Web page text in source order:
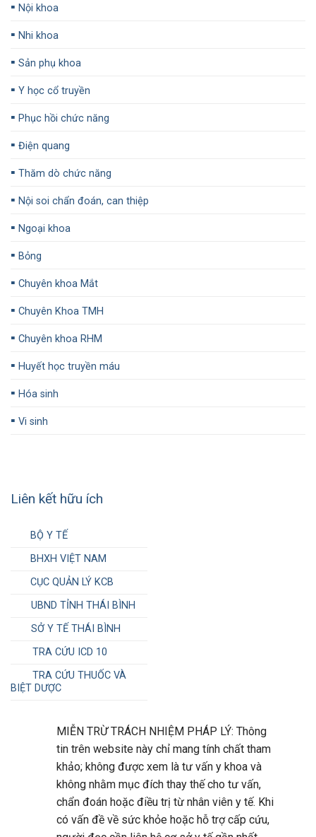
▪️ Nội khoa
▪️ Nhi khoa
▪️ Sản phụ khoa
▪️ Y học cổ truyền
▪️ Phục hồi chức năng
▪️ Điện quang
▪️ Thăm dò chức năng
▪️ Nội soi chẩn đoán, can thiệp
▪️ Ngoại khoa
▪️ Bỏng
▪️ Chuyên khoa Mắt
▪️ Chuyên Khoa TMH
▪️ Chuyên khoa RHM
▪️ Huyết học truyền máu
▪️ Hóa sinh
▪️ Vi sinh
Liên kết hữu ích
BỘ Y TẾ
BHXH VIỆT NAM
CỤC QUẢN LÝ KCB
UBND TỈNH THÁI BÌNH
SỞ Y TẾ THÁI BÌNH
TRA CỨU ICD 10
TRA CỨU THUỐC VÀ
BIỆT DƯỢC
MIỄN TRỪ TRÁCH NHIỆM PHÁP LÝ: Thông
tin trên website này chỉ mang tính chất tham
khảo; không được xem là tư vấn y khoa và
không nhằm mục đích thay thế cho tư vấn,
chẩn đoán hoặc điều trị từ nhân viên y tế. Khi
có vấn đề về sức khỏe hoặc hỗ trợ cấp cứu,